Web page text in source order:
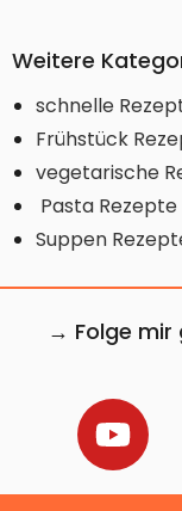
Weitere
schnelle
Frühstück
vegetarische
Pasta Rezepte
Suppen
→ Folge mir